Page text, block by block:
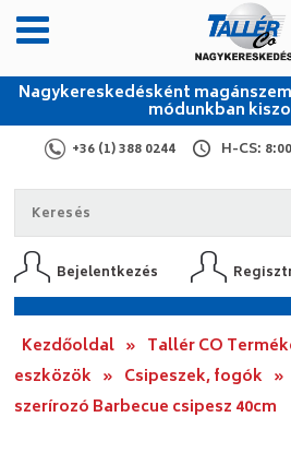
Nagykereskedésként
módunkban
+36 (1) 388 0244 H-CS:
Bejelentkezés
Kezdőoldal » Tallér CO
eszközök » Csipeszek, fogók »
szerírozó Barbecue csipesz 40cm